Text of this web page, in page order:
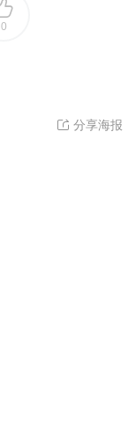
0
分享海报